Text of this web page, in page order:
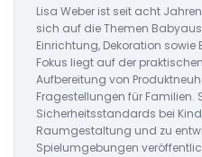
Lisa Weber ist seit acht
sich auf die Themen
Einrichtung, Dekoration sowie
Fokus liegt auf der
Aufbereitung von
Fragestellungen für Familien.
Sicherheitsstandards bei
Raumgestaltung und zu
Spielumgebungen